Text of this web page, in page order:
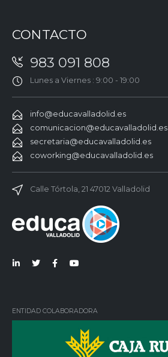
CONTACTO
983 091 808
Lunes a Viernes : 9:00 - 19:00
info@educavalladolid.es
comunicacion@educavalladolid.es
secretaria@educavalladolid.es
coworking@educavalladolid.es
Calle Tórtola, 21 47012 Valladolid
ENTIDAD COLABORADORA